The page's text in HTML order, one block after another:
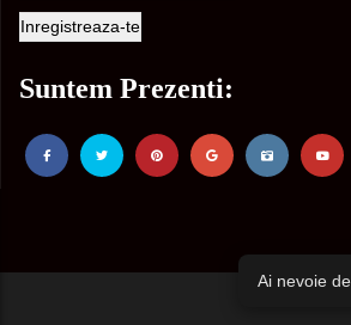
Suntem Prezenti:
Ai nevoie